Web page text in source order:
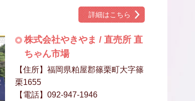
詳細はこちら
株式会社やきやま / 直売所 直
ちゃん市場
【住所】福岡県粕屋郡篠栗町大字篠
栗1655
【電話】092-947-1946